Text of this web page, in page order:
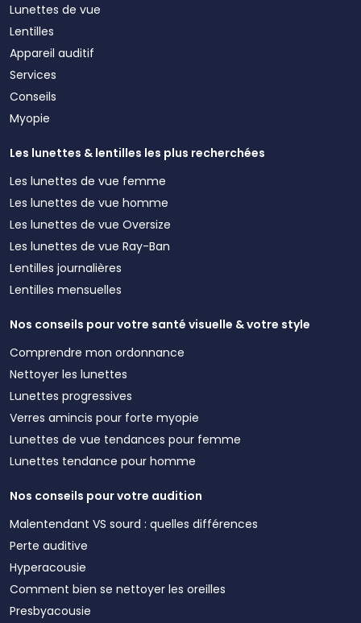
Lunettes de vue
Lentilles
Appareil auditif
Services
Conseils
Myopie
Les lunettes & lentilles les plus recherchées
Les lunettes de vue femme
Les lunettes de vue homme
Les lunettes de vue Oversize
Les lunettes de vue Ray-Ban
Lentilles journalières
Lentilles mensuelles
Nos conseils pour votre santé visuelle & votre style
Comprendre mon ordonnance
Nettoyer les lunettes
Lunettes progressives
Verres amincis pour forte myopie
Lunettes de vue tendances pour femme
Lunettes tendance pour homme
Nos conseils pour votre audition
Malentendant VS sourd : quelles différences
Perte auditive
Hyperacousie
Comment bien se nettoyer les oreilles
Presbyacousie